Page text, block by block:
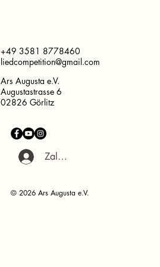
+49 3581 8778460
liedcompetition@gmail.com
Ars Augusta e.V.
Augustastrasse 6
02826 Görlitz
Zaloguj się
© 2026 Ars Augusta e.V.